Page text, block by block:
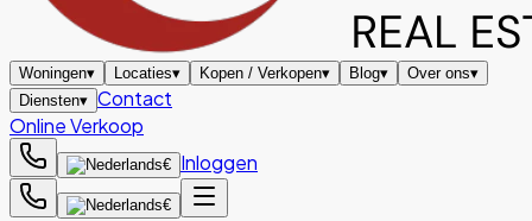
Woningen▾ Locaties▾ Kopen / Verkopen▾ Blog▾ Over ons▾
Diensten▾ Contact
Online Verkoop
€ Inloggen
€